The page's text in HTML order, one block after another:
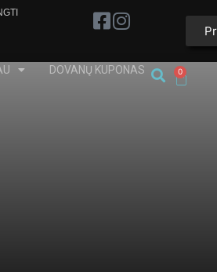
DOVANŲ KUPONAS 0